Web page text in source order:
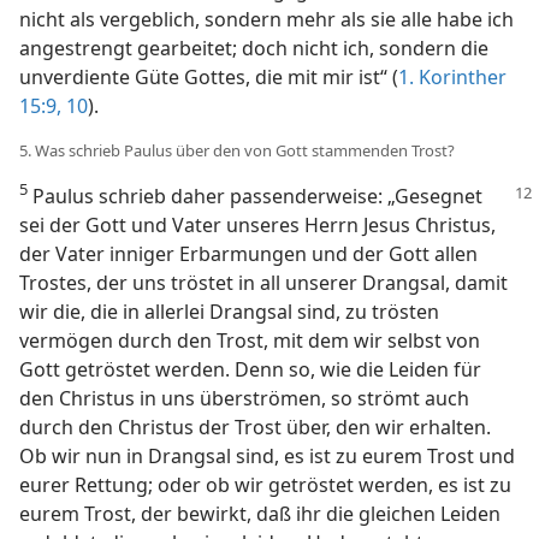
nicht als vergeblich, sondern mehr als sie alle habe ich
angestrengt gearbeitet; doch nicht ich, sondern die
unverdiente Güte Gottes, die mit mir ist“ (1. Korinther
15:9, 10).
5. Was schrieb Paulus über den von Gott stammenden Trost?
5 Paulus schrieb daher passenderweise: „Gesegnet
sei der Gott und Vater unseres Herrn Jesus Christus,
der Vater inniger Erbarmungen und der Gott allen
Trostes, der uns tröstet in all unserer Drangsal, damit
wir die, die in allerlei Drangsal sind, zu trösten
vermögen durch den Trost, mit dem wir selbst von
Gott getröstet werden. Denn so, wie die Leiden für
den Christus in uns überströmen, so strömt auch
durch den Christus der Trost über, den wir erhalten.
Ob wir nun in Drangsal sind, es ist zu eurem Trost und
eurer Rettung; oder ob wir getröstet werden, es ist zu
eurem Trost, der bewirkt, daß ihr die gleichen Leiden